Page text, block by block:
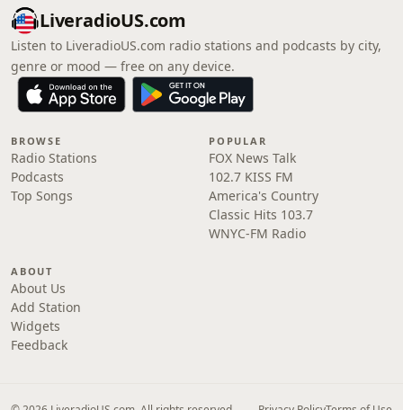
LiveradioUS.com
Listen to LiveradioUS.com radio stations and podcasts by city,
genre or mood — free on any device.
BROWSE
Radio Stations
Podcasts
Top Songs
POPULAR
FOX News Talk
102.7 KISS FM
America's Country
Classic Hits 103.7
WNYC-FM Radio
ABOUT
About Us
Add Station
Widgets
Feedback